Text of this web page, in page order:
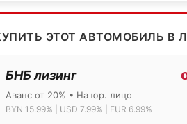
ЭТОТ АВТОМОБИЛЬ В
БНБ лизинг
Аванс от 20% • На юр. лицо
BYN 15.99% | USD 7.99% | EUR 6.99%